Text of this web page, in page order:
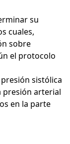
su
cuales,
sobre
el protocolo
sistólica
presión arterial
en la parte